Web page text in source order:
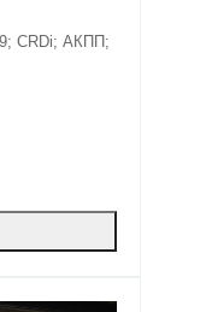
CRDi; АКПП;